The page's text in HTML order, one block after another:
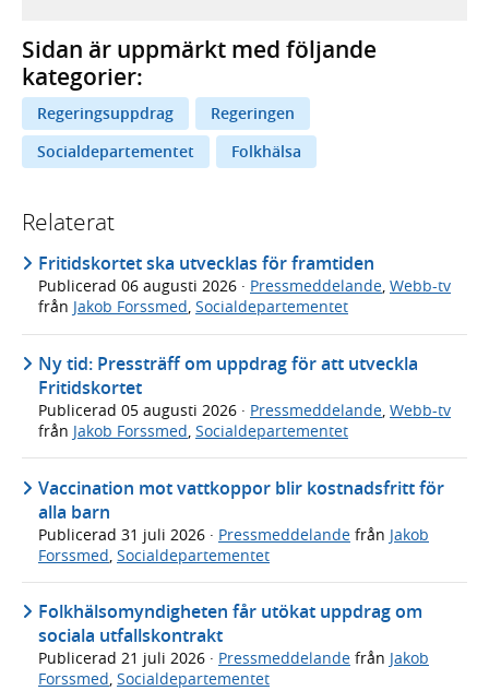
Sidan är uppmärkt med följande
kategorier:
Regeringsuppdrag
Regeringen
Socialdepartementet
Folkhälsa
Relaterat
Fritidskortet ska utvecklas för framtiden
Publicerad 06 augusti 2026 · Pressmeddelande, Webb-tv
från Jakob Forssmed, Socialdepartementet
Ny tid: Pressträff om uppdrag för att utveckla
Fritidskortet
Publicerad 05 augusti 2026 · Pressmeddelande, Webb-tv
från Jakob Forssmed, Socialdepartementet
Vaccination mot vattkoppor blir kostnadsfritt för
alla barn
Publicerad 31 juli 2026 · Pressmeddelande från Jakob
Forssmed Socialdepartementet
Folkhälsomyndigheten får utökat uppdrag om
sociala utfallskontrakt
Publicerad 21 juli 2026 · Pressmeddelande från Jakob
Forssmed, Socialdepartementet